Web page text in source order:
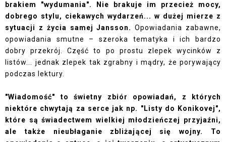
brakiem "wydumania".
Nie brakuje im przecież mocy,
dobrego stylu, ciekawych wydarzeń... w dużej mierze z
sytuacji z życia samej Jansson.Opowiadania zabawne,
opowiadania smutne – szeroka tematyka i ich bardzo
dobry przekrój. Część to po prostu zlepek wycinków z
listów... jednak zlepek tak zgrabny i mądry, że porywający
podczas lektury.
"Wiadomość" to świetny zbiór opowiadań, z których
niektóre chwytają za serce jak np. "Listy do Konikovej",
które są świadectwem wielkiej młodzieńczej przyjaźni,
ale także nieubłaganie zbliżającej się wojny. To